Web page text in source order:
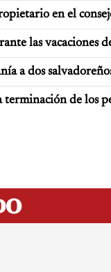
en el
las vacaciones
a dos
de los